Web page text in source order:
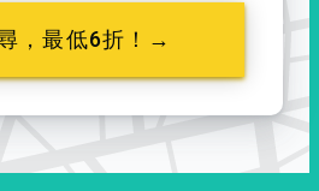
，最低6折！→